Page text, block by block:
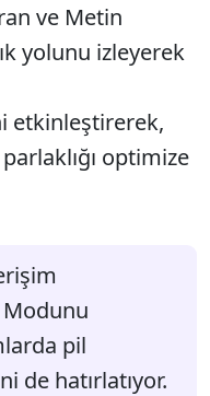
ve Metin
yolunu izleyerek
etkinleştirerek,
optimize
pil
de hatırlatıyor.